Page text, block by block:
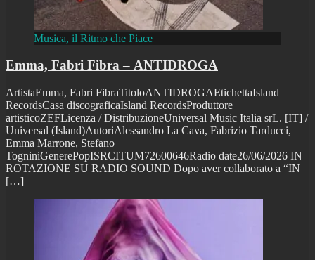
Musica, il Ritmo che Piace
Emma, Fabri Fibra – ANTIDROGA
ArtistaEmma, Fabri FibraTitoloANTIDROGAEtichettaIsland
RecordsCasa discograficaIsland RecordsProduttore
artisticoZEFLicenza / DistribuzioneUniversal Music Italia srL. [IT] /
Universal (Island)AutoriAlessandro La Cava, Fabrizio Tarducci,
Emma Marrone, Stefano
TogniniGenerePopISRCITUM72600646Radio date26/06/2026 IN
ROTAZIONE SU RADIO SOUND Dopo aver collaborato a “IN
[…]